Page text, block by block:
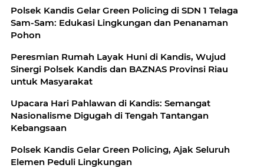
Polsek Kandis Gelar Green Policing di SDN 1 Telaga
Sam-Sam: Edukasi Lingkungan dan Penanaman
Pohon
Peresmian Rumah Layak Huni di Kandis, Wujud
Sinergi Polsek Kandis dan BAZNAS Provinsi Riau
untuk Masyarakat
Upacara Hari Pahlawan di Kandis: Semangat
Nasionalisme Digugah di Tengah Tantangan
Kebangsaan
Polsek Kandis Gelar Green Policing, Ajak Seluruh
Elemen Peduli Lingkungan